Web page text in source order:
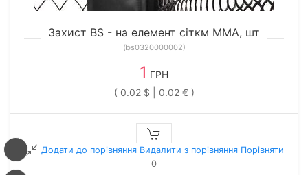
Захист BS - на елемент сіткм ММА, шт
(bs0320000002)
1 ГРН
( 0.02 $ | 0.02 € )
Додати до порівняння Видалити з порiвняння Порівняти
0